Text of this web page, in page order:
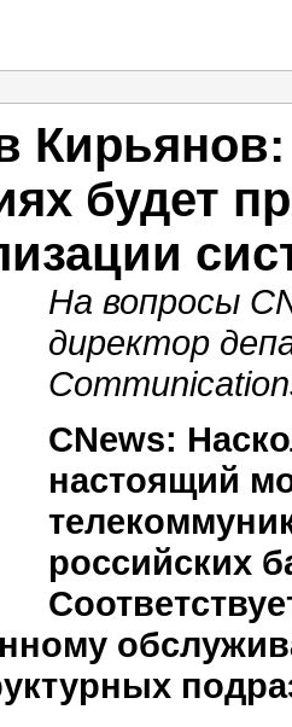
будет
На вопросы
директор
CNews:
настоящий
российских